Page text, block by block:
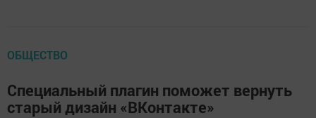
ОБЩЕСТВО
Специальный плагин поможет вернуть
старый дизайн «ВКонтакте»